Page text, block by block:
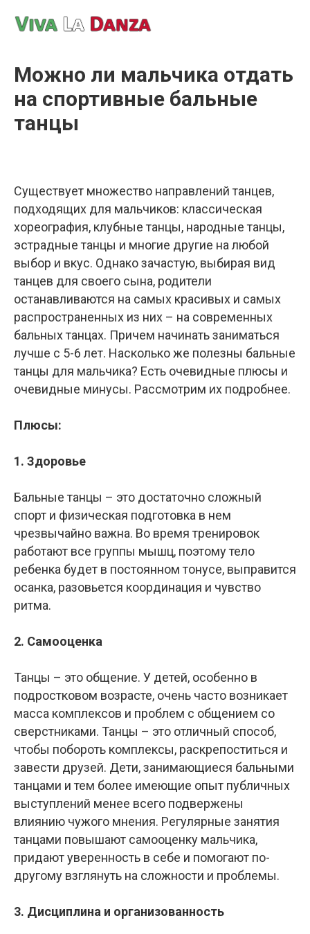
Можно ли мальчика отдать
на спортивные бальные
танцы
Существует множество направлений танцев,
подходящих для мальчиков: классическая
хореография, клубные танцы, народные танцы,
эстрадные танцы и многие другие на любой
выбор и вкус. Однако зачастую, выбирая вид
танцев для своего сына, родители
останавливаются на самых красивых и самых
распространенных из них – на современных
бальных танцах. Причем начинать заниматься
лучше с 5-6 лет. Насколько же полезны бальные
танцы для мальчика? Есть очевидные плюсы и
очевидные минусы. Рассмотрим их подробнее.
Плюсы:
1. Здоровье
Бальные танцы – это достаточно сложный
спорт и физическая подготовка в нем
чрезвычайно важна. Во время тренировок
работают все группы мышц, поэтому тело
ребенка будет в постоянном тонусе, выправится
осанка, разовьется координация и чувство
ритма.
2. Самооценка
Танцы – это общение. У детей, особенно в
подростковом возрасте, очень часто возникает
масса комплексов и проблем с общением со
сверстниками. Танцы – это отличный способ,
чтобы побороть комплексы, раскрепоститься и
завести друзей. Дети, занимающиеся бальными
танцами и тем более имеющие опыт публичных
выступлений менее всего подвержены
влиянию чужого мнения. Регулярные занятия
танцами повышают самооценку мальчика,
придают уверенность в себе и помогают по-
другому взглянуть на сложности и проблемы.
3. Дисциплина и организованность